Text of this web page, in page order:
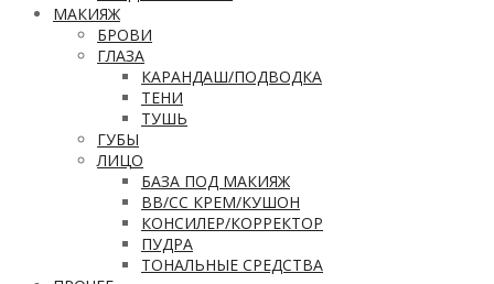
МАКИЯЖ
БРОВИ
ГЛАЗА
КАРАНДАШ/ПОДВОДКА
ТЕНИ
ТУШЬ
ГУБЫ
ЛИЦО
БАЗА ПОД МАКИЯЖ
ВВ/CC КРЕМ/КУШОН
КОНСИЛЕР/КОРРЕКТОР
ПУДРА
ТОНАЛЬНЫЕ СРЕДСТВА